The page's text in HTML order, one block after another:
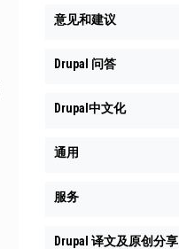
意见和建议
Drupal 问答
Drupal中文化
通用
服务
Drupal 译文及原创分享